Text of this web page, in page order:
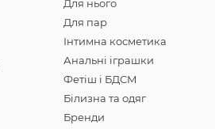
Для нього
Для пар
Інтимна косметика
Анальні іграшки
Фетіш і БДСМ
Білизна та одяг
Бренди